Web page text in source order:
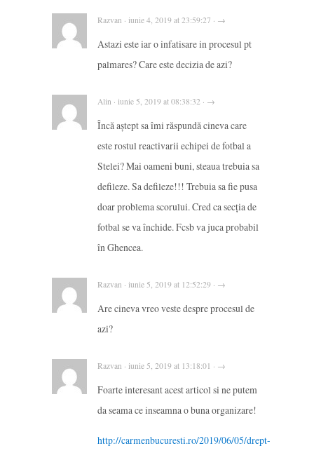
Razvan · iunie 4, 2019 at 23:59:27 · →
Astazi este iar o infatisare in procesul pt
palmares? Care este decizia de azi?
Alin · iunie 5, 2019 at 08:38:32 · →
Încă aștept sa îmi răspundă cineva care
este rostul reactivarii echipei de fotbal a
Stelei? Mai oameni buni, steaua trebuia sa
defileze. Sa defileze!!! Trebuia sa fie pusa
doar problema scorului. Cred ca secția de
fotbal se va închide. Fcsb va juca probabil
în Ghencea.
Razvan · iunie 5, 2019 at 12:52:29 · →
Are cineva vreo veste despre procesul de
azi?
Razvan · iunie 5, 2019 at 13:18:01 · →
Foarte interesant acest articol si ne putem
da seama ce inseamna o buna organizare!
http://carmenbucuresti.ro/2019/06/05/drept-